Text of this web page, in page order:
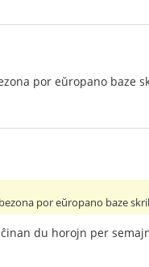
por eŭropano baze
por eŭropano baze
du horojn per